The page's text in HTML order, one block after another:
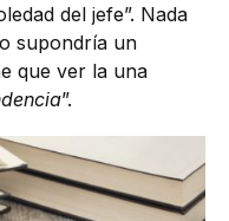
del jefe”. Nada
supondría un
que ver la una
”.